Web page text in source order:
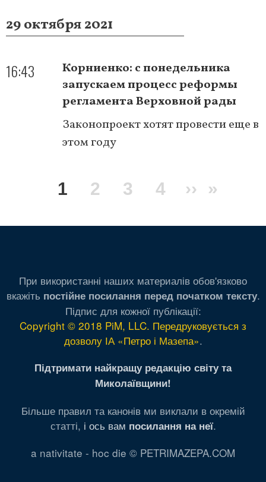
29 октября 2021
16:43
Корниенко: с понедельника
запускаем процесс реформы
регламента Верховной рады
Законопроект хотят провести еще в
этом году
Текущая
1 Page
2 Page
3 Page
4 ›› »
При використанні наших материалів обов'язково
вкажіть постійне посилання перед початком тексту.
Підпис для кожної публікації:
Copyright © 2018 PiM, LLC. Передруковується з
дозволу ІА «Петро і Мазепа».
Підтримати найкращу редакцію світу та
Миколаївщини!
Більше правил та канонів ми виклали в окремій
статті, і ось вам посилання на неї.
a nativitate - hoc die © PETRIMAZEPA.COM